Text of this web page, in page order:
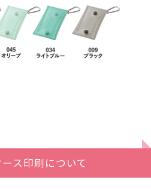
ス印刷について